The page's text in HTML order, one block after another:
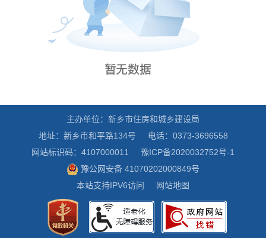
主办单位：新乡市住房和城乡建设局
地址：新乡市和平路134号
电话：0373-3696558
网站标识码：4107000011
豫ICP备2020032752号-1
豫公网安备 41070202000849号
本站支持IPV6访问
网站地图